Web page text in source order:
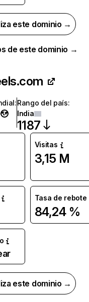
este dominio →
de este dominio →
:Rango del país:
India
1187
Visitas
3,15 M
Tasa de rebote
84,24 %
este dominio →